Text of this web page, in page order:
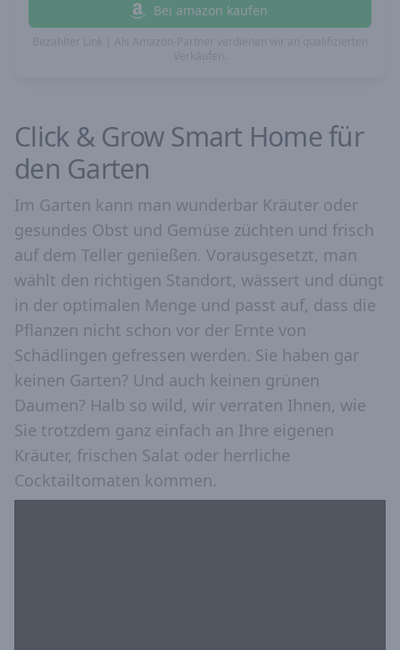
Bei amazon kaufen
Click & Grow Smart Home für
den Garten
Im Garten kann man wunderbar Kräuter oder
gesundes Obst und Gemüse züchten und frisch
auf dem Teller genießen. Vorausgesetzt, man
wählt den richtigen Standort, wässert und düngt
in der optimalen Menge und passt auf, dass die
Pflanzen nicht schon vor der Ernte von
Schädlingen gefressen werden. Sie haben gar
keinen Garten? Und auch keinen grünen
Daumen? Halb so wild, wir verraten Ihnen, wie
Sie trotzdem ganz einfach an Ihre eigenen
Kräuter, frischen Salat oder herrliche
Cocktailtomaten kommen.